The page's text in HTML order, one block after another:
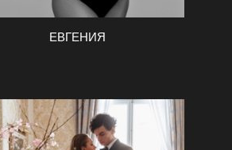
ЕВГЕНИЯ